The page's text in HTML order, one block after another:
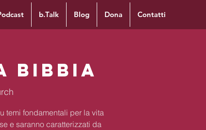
b.Talk Blog Dona Contatti
Bibbia
temi fondamentali per la vita
e saranno caratterizzati da